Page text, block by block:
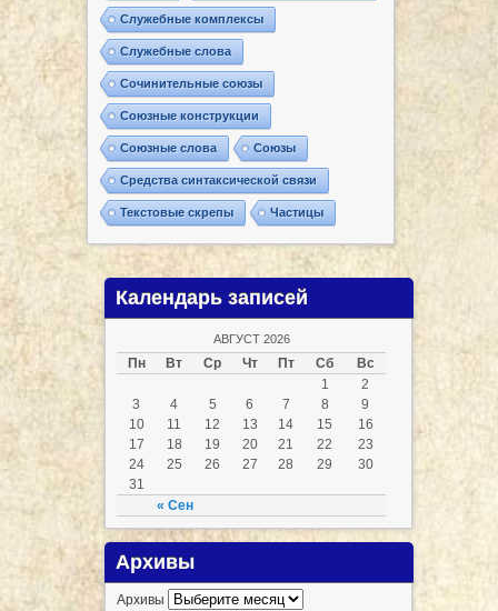
Служебные комплексы
Служебные слова
Сочинительные союзы
Союзные конструкции
Союзные слова Союзы
Средства синтаксической связи
Текстовые скрепы Частицы
Календарь записей
АВГУСТ 2026
Пн Вт Ср Чт Пт Сб Вс
« Сен
1
2
3
4 5 6 7 8
9
10
11 12 13 14 15
16
17
18 19 20 21 22
23
24
25 26 27 28 29
30
31
Архивы
Архивы